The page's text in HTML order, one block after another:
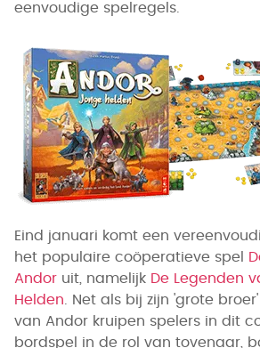
eenvoudige spelregels.
Eind januari komt een
het populaire coöperatieve spel
Andor uit, namelijk De Legenden
Helden . Net als bij zijn 'grote
van Andor kruipen spelers in dit
bordspel in de rol van tovenaar,